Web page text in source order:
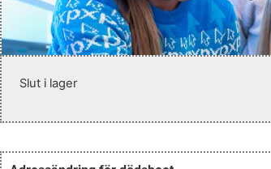
Slut i lager